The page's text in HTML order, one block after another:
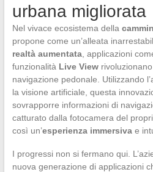
urbana migliorata
Nel vivace ecosistema della
propone come un’alleata
realtà aumentata, applicazioni
funzionalità Live Viewrivoluzionano
navigazione pedonale. Utilizzando
la visione artificiale, questa
sovrapporre informazioni di
catturato dalla fotocamera del
così un’esperienza immersivae
I progressi non si fermano qui.
nuova generazione di applicazioni